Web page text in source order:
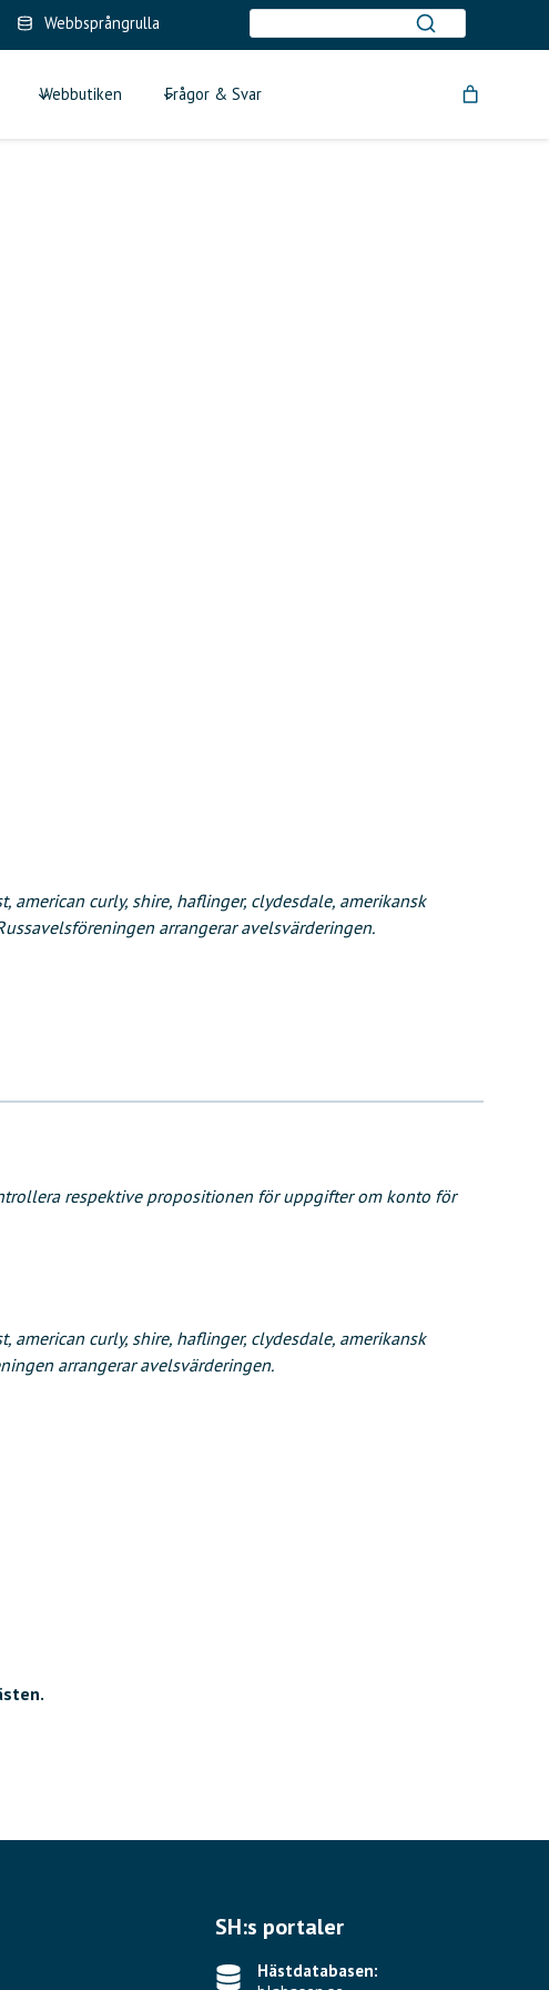
Webbsprångrulla
Webbutiken Frågor & Svar
american curly, shire, haflinger, clydesdale, amerikansk
arrangerar avelsvärderingen.
respektive propositionen för uppgifter om konto för
american curly, shire, haflinger, clydesdale, amerikansk
arrangerar avelsvärderingen.
SH:s portaler
Hästdatabasen: